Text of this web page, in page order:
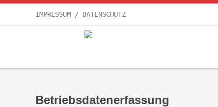
IMPRESSUM / DATENSCHUTZ
Betriebsdatenerfassung